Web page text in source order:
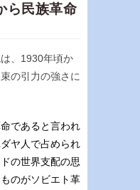
ら民族革命
、1930年頃か
の引力の強さに
であると言われ
ヤ人で占められ
の世界支配の思
のがソビエト革